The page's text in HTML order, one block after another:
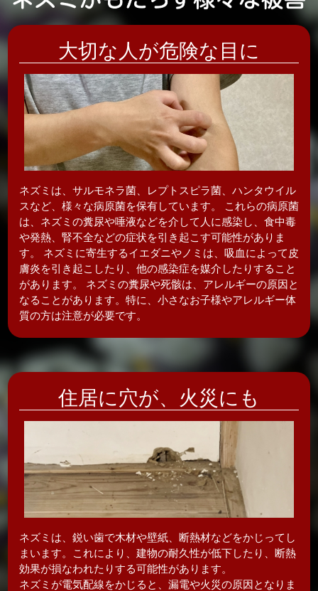
大切な人が危険な目に
ネズミは、サルモネラ菌、レプトスピラ菌、ハンタウイル
スなど、様々な病原菌を保有しています。 これらの病原菌
は、ネズミの糞尿や唾液などを介して人に感染し、食中毒
や発熱、腎不全などの症状を引き起こす可能性がありま
す。 ネズミに寄生するイエダニやノミは、吸血によって皮
膚炎を引き起こしたり、他の感染症を媒介したりすること
があります。 ネズミの糞尿や死骸は、アレルギーの原因と
なることがあります。特に、小さなお子様やアレルギー体
質の方は注意が必要です。
住居に穴が、 火災にも
ネズミは、鋭い歯で木材や壁紙、断熱材などをかじってし
まいます。これにより、建物の耐久性が低下したり、断熱
効果が損なわれたりする可能性があります。
ネズミが電気配線をかじると
、漏電や火災の原因となりま